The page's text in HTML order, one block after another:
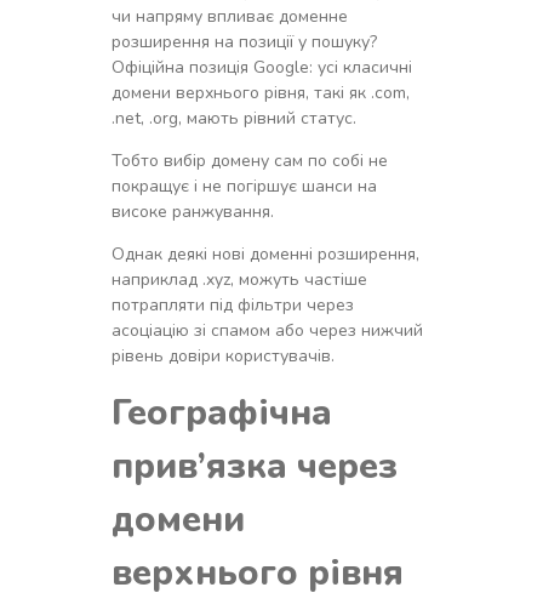
чи напряму впливає доменне
розширення на позиції у пошуку?
Офіційна позиція Google: усі класичні
домени верхнього рівня, такі як .com,
.net, .org, мають рівний статус.
Тобто вибір домену сам по собі не
покращує і не погіршує шанси на
високе ранжування.
Однак деякі нові доменні розширення,
наприклад .xyz, можуть частіше
потрапляти під фільтри через
асоціацію зі спамом або через нижчий
рівень довіри користувачів.
Географічна
прив’язка через
домени
верхнього рівня